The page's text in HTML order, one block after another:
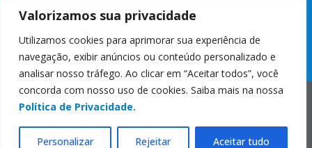
Valorizamos sua privacidade
Utilizamos cookies para aprimorar sua experiência de
navegação, exibir anúncios ou conteúdo personalizado e
analisar nosso tráfego. Ao clicar em “Aceitar todos”, você
concorda com nosso uso de cookies. Saiba mais na nossa
Política de Privacidade.
Personalizar Rejeitar Aceitar tudo
© Copyright 2025 CNBB Sul 3
Desenvolvido porMasterpress